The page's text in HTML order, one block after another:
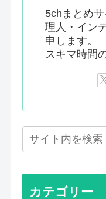
ッドエンドすぎん？
！自民党様に従いま
ない、可愛い女の子
安倍晋三が天国から帰
2002年W杯で韓国が審
接待やってるんじゃな
し、強く非難した」
獣ヤニねこ鉄ジャン天
25年度37% 主要先進...
5chまとめ
理人・イン
申します。
スキマ時間
カテゴリー